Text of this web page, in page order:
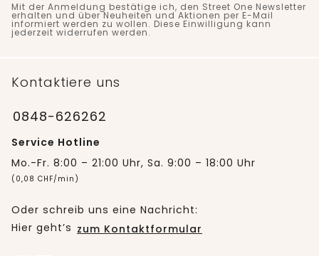
Mit der Anmeldung bestätige ich, den Street One Newsletter
erhalten und über Neuheiten und Aktionen per E-Mail
informiert werden zu wollen. Diese Einwilligung kann
jederzeit widerrufen werden.
Kontaktiere uns
0848-626262
Service Hotline
Mo.-Fr. 8:00 – 21:00 Uhr, Sa. 9:00 – 18:00 Uhr
(0,08 CHF/min)
Oder schreib uns eine Nachricht:
Hier geht’s zum Kontaktformular